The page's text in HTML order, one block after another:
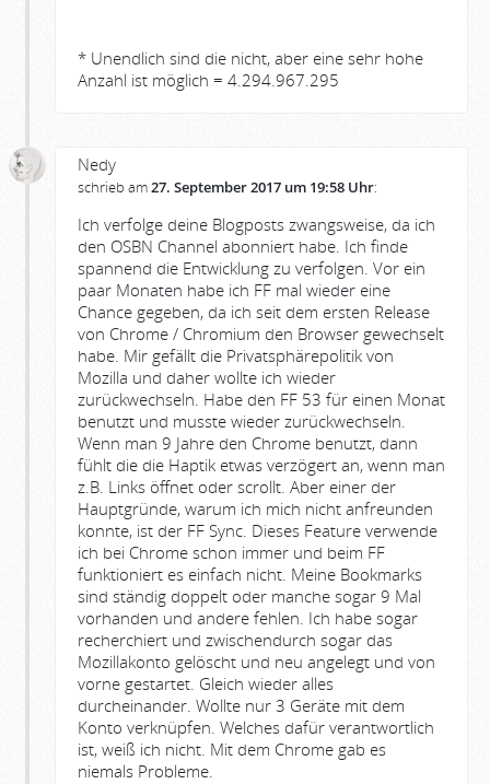
* Unendlich sind die nicht, aber eine sehr hohe
Anzahl ist möglich = 4.294.967.295
Nedy
schrieb am27. September 2017 um 19:58 Uhr:
Ich verfolge deine Blogposts zwangsweise, da ich
den OSBN Channel abonniert habe. Ich finde
spannend die Entwicklung zu verfolgen. Vor ein
paar Monaten habe ich FF mal wieder eine
Chance gegeben, da ich seit dem ersten Release
von Chrome / Chromium den Browser gewechselt
habe. Mir gefällt die Privatsphärepolitik von
Mozilla und daher wollte ich wieder
zurückwechseln. Habe den FF 53 für einen Monat
benutzt und musste wieder zurückwechseln.
Wenn man 9 Jahre den Chrome benutzt, dann
fühlt die die Haptik etwas verzögert an, wenn man
z.B. Links öffnet oder scrollt. Aber einer der
Hauptgründe, warum ich mich nicht anfreunden
konnte, ist der FF Sync. Dieses Feature verwende
ich bei Chrome schon immer und beim FF
funktioniert es einfach nicht. Meine Bookmarks
sind ständig doppelt oder manche sogar 9 Mal
vorhanden und andere fehlen. Ich habe sogar
recherchiert und zwischendurch sogar das
Mozillakonto gelöscht und neu angelegt und von
vorne gestartet. Gleich wieder alles
durcheinander. Wollte nur 3 Geräte mit dem
Konto verknüpfen. Welches dafür verantwortlich
ist, weiß ich nicht. Mit dem Chrome gab es
niemals Probleme.